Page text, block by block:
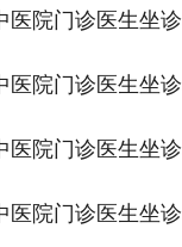
院门诊医生坐诊
院门诊医生坐诊
院门诊医生坐
院门诊医生坐诊